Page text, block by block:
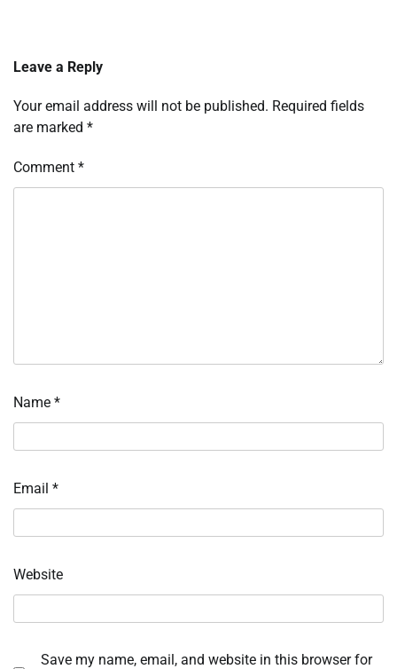
Leave a Reply
Your email address will not be published. Required fields
are marked *
Comment *
Name *
Email *
Website
Save my name, email, and website in this browser for